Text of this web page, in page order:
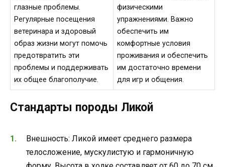
глазные проблемы.
Регулярные посещения
ветеринара и здоровый
образ жизни могут помочь
предотвратить эти
проблемы и поддерживать
их общее благополучие.
физическими
упражнениями. Важно
обеспечить им
комфортные условия
проживания и обеспечить
им достаточно времени
для игр и общения.
Стандарты породы Ликой
Внешность: Ликой имеет среднего размера
телосложение, мускулистую и гармоничную